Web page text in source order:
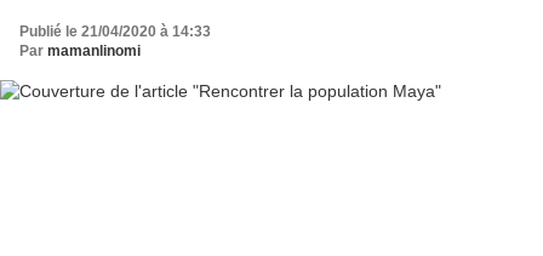
Publié le 21/04/2020 à 14:33
Par mamanlinomi